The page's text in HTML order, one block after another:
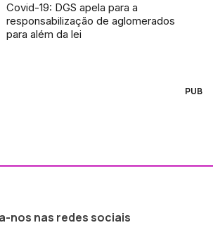
Covid-19: DGS apela para a
responsabilização de aglomerados
para além da lei
PUB
nos nas redes sociais